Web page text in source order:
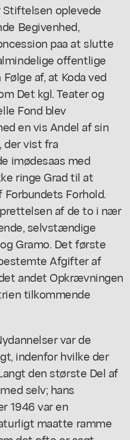
Stiftelsen oplevede
Begivenhed,
paa at slutte
offentlige
af, at Koda ved
Det kgl. Teater og
Fond blev
en vis Andel af sin
vist fra
imødesaas med
ringe Grad til at
Forhold.
af de to i nær
selvstændige
Gramo. Det første
Afgifter af
andet Opkrævningen
tilkommende
var de
indenfor hvilke der
den største Del af
selv; hans
1946 var en
maatte ramme